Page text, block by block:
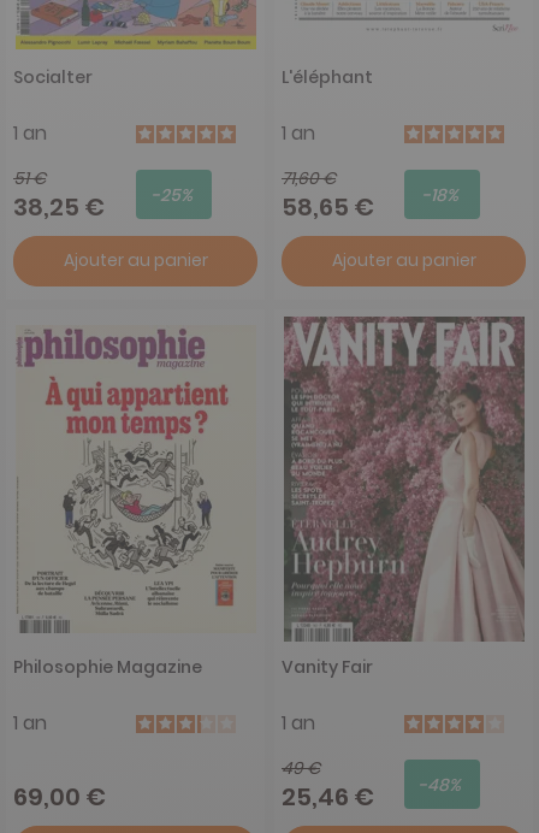
Socialter
1 an
51 €
38,25 € -25%
Ajouter au panier
L'éléphant
1 an
71,60 €
58,65 € -18%
Ajouter au panier
Philosophie Magazine
1 an
69,00 €
Vanity Fair
1 an
49 €
25,46 € -48%